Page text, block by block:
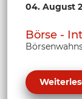
04. August
Börse -